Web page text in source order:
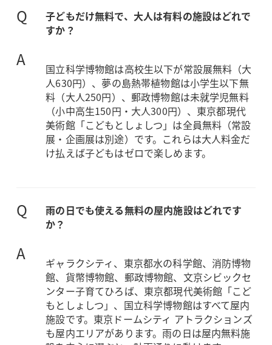
Q
子どもだけ無料で、大人は有料の施設はどれで
すか？
A
国立科学博物館は高校生以下が常設展無料（大
人630円）、夢の島熱帯植物館は小学生以下無
料（大人250円）、郵政博物館は未就学児無料
（小中高生150円・大人300円）、東京都現代
美術館「こどもとしょしつ」は全員無料（常設
展・企画展は別途）です。これらは大人料金だ
け払えば子どもはゼロで楽しめます。
Q
雨の日でも使える無料の屋内施設はどれです
か？
A
ギャラクシティ、東京都水の科学館、消防博物
館、貨幣博物館、郵政博物館、文京シビックセ
ンター子育てひろば、東京都現代美術館「こど
もとしょしつ」、国立科学博物館はすべて屋内
施設です。東京ドームシティ アトラクションズ
も屋内エリアがあります。雨の日は屋内無料施